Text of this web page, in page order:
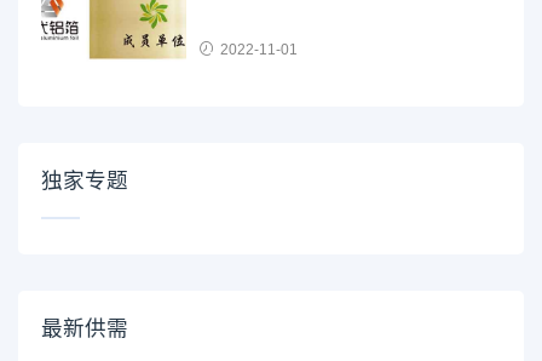
2022-11-01
独家专题
最新供需